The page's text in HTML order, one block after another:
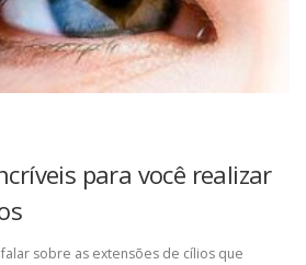
para você realizar
sobre as extensões de cílios que